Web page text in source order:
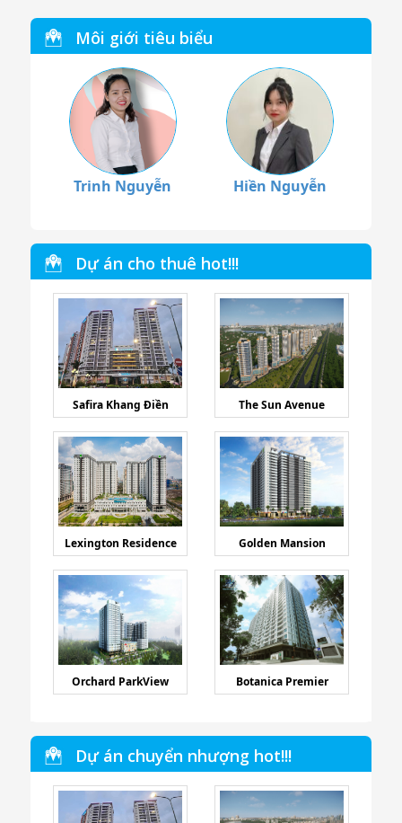
Môi giới tiêu biểu
Trinh Nguyễn Hiền Nguyễn
Dự án cho thuê hot!!!
Safira Khang Điền The Sun Avenue
Lexington Residence Golden Mansion
Orchard ParkView Botanica Premier
Dự án chuyển nhượng hot!!!